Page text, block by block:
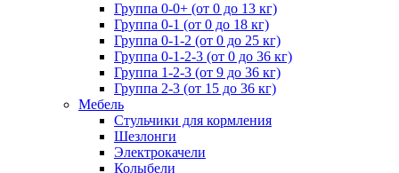
Группа 0-0+ (от 0 до 13 кг)
Группа 0-1 (от 0 до 18 кг)
Группа 0-1-2 (от 0 до 25 кг)
Группа 0-1-2-3 (от 0 до 36 кг)
Группа 1-2-3 (от 9 до 36 кг)
Группа 2-3 (от 15 до 36 кг)
Мебель
Cтульчики для кормления
Шезлонги
Электрокачели
Колыбели